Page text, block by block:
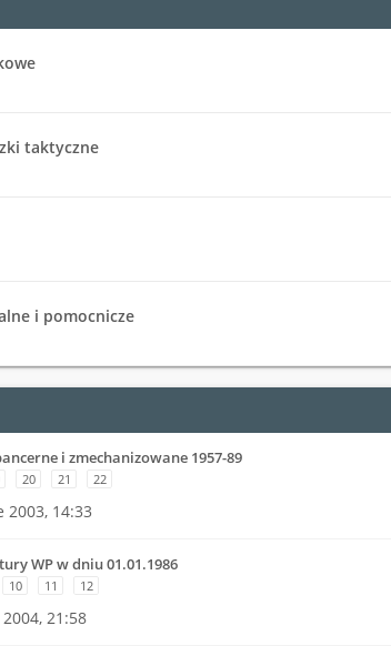
taktyczne
i pomocnicze
i zmechanizowane 1957-89
20 21 22
2003, 14:33
WP w dniu 01.01.1986
10 11 12
21:58